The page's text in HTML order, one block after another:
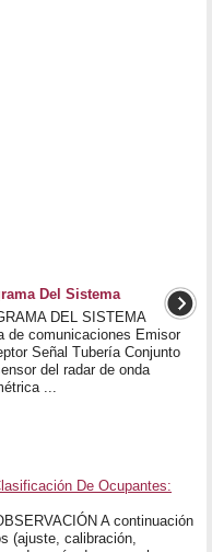
Del Sistema
DEL SISTEMA
de comunicaciones Emisor
Señal Tubería Conjunto
del radar de onda
...
De Ocupantes:
A continuación
(ajuste, calibración,